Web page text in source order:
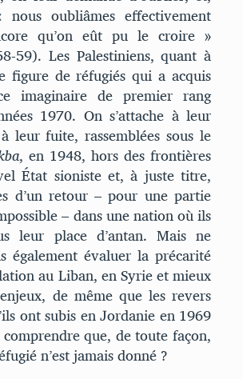
oubliâmes effectivement
qu’on eût pu le croire »
59). Les Palestiniens, quant à
figure de réfugiés qui a acquis
imaginaire de premier rang
1970. On s’attache à leur
leur fuite, rassemblées sous le
, en 1948, hors des frontières
État sioniste et, à juste titre,
d’un retour – pour une partie
– dans une nation où ils
leur place d’antan. Mais ne
également évaluer la précarité
au Liban, en Syrie et mieux
de même que les revers
ont subis en Jordanie en 1969
que, de toute façon,
n’est jamais donné ?